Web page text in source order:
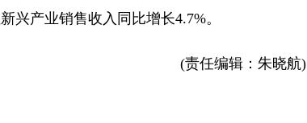
兴产业销售收入同比增长4.7%。
(责任编辑：朱晓航)